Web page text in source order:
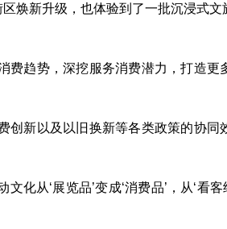
焕新升级，也体验到了一批沉浸式
费趋势，深挖服务消费潜力，打造
创新以及以旧换新等各类政策的协
化从‘展览品’变成‘消费品’，从‘看